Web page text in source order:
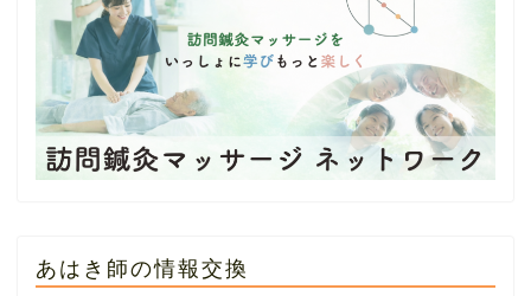
あはき師の情報交換